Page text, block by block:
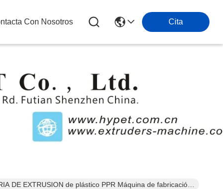
Con Nosotros Cita
DE EXTRUSION de plástico PPR Máquina de fabricación